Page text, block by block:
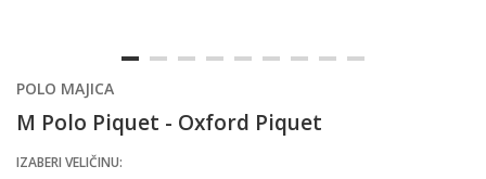
POLO MAJICA
M Polo Piquet - Oxford Piquet
IZABERI VELIČINU: